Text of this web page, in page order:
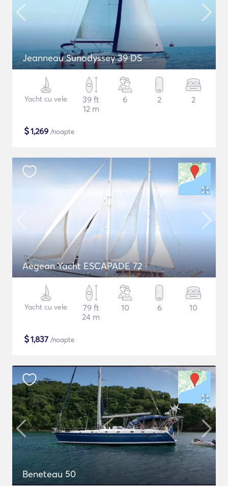
Jeanneau Sunodyssey 39 DS
Yacht cu vele
39 ft
12 m
6 2 2
$1,269 /noapte
Aegean Yacht ESCAPADE 72
Yacht cu vele
79 ft
24 m
10 6 10
$1,837 /noapte
Beneteau 50